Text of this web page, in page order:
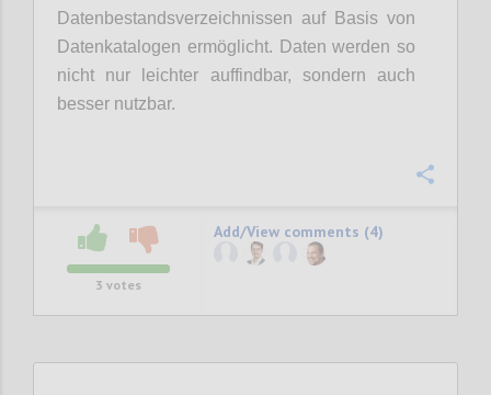
Datenbestandsverzeichnissen auf Basis von
Datenkatalogen ermöglicht. Daten werden so
nicht nur leichter auffindbar, sondern auch
besser nutzbar.
3 votes
Add/View comments (4)